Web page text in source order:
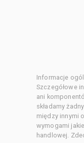
Informacje
Szczegółowe
ani
składamy
między innymi
wymogami
handlowej.